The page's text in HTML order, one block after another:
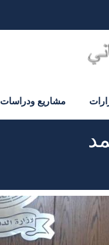
مشاريع ودراسات